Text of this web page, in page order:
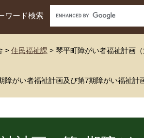
ワード検索
> 住民福祉課 > 琴平町障がい者福祉計画
がい者福祉計画及び第7期障がい福祉計